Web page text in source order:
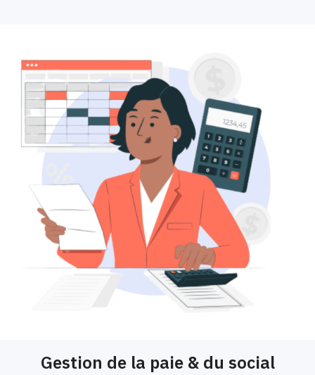
Gestion de la paie & du social